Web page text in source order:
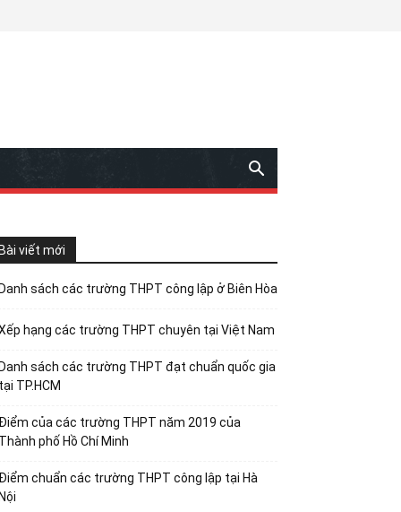
Bài viết mới
Danh sách các trường THPT công lập ở Biên Hòa
hạng các trường THPT chuyên tại Việt Nam
Danh sách các trường THPT đạt chuẩn quốc gia
tại TP.HCM
Điểm của các trường THPT năm 2019 của
Thành phố Hồ Chí Minh
Điểm chuẩn các trường THPT công lập tại Hà
Nội